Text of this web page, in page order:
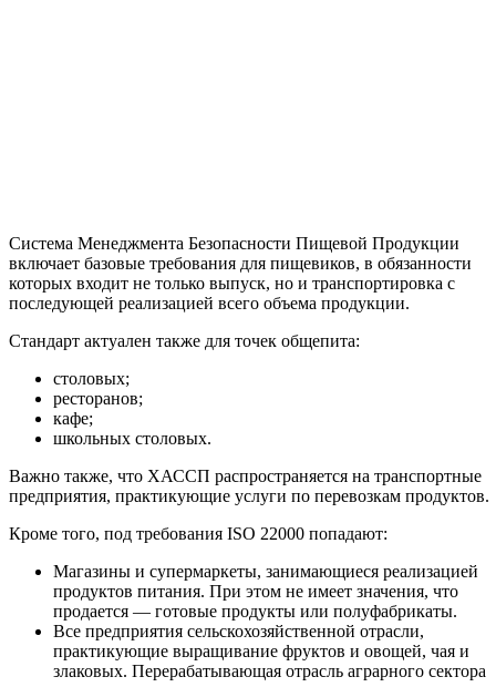
Система Менеджмента Безопасности Пищевой Продукции
включает базовые требования для пищевиков, в обязанности
которых входит не только выпуск, но и транспортировка с
последующей реализацией всего объема продукции.
Стандарт актуален также для точек общепита:
столовых;
ресторанов;
кафе;
школьных столовых.
Важно также, что ХАССП распространяется на транспортные
предприятия, практикующие услуги по перевозкам продуктов.
Кроме того, под требования ISO 22000 попадают:
Магазины и супермаркеты, занимающиеся реализацией
продуктов питания. При этом не имеет значения, что
продается — готовые продукты или полуфабрикаты.
Все предприятия сельскохозяйственной отрасли,
практикующие выращивание фруктов и овощей, чая и
злаковых. Перерабатывающая отрасль аграрного сектора